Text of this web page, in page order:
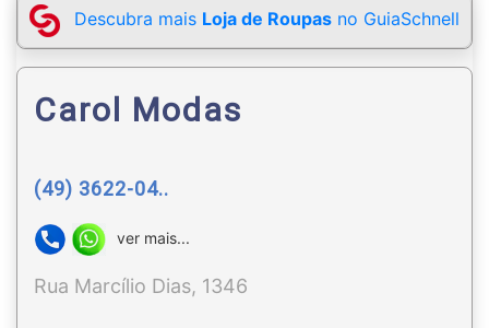
Descubra mais Loja de Roupas no GuiaSchnell
Carol Modas
(49) 3622-04..
ver mais...
Rua Marcílio Dias, 1346